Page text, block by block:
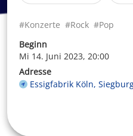
#Konzerte #Rock #Pop
Beginn
Mi 14. Juni 2023, 20:00
Adresse
Essigfabrik Köln,